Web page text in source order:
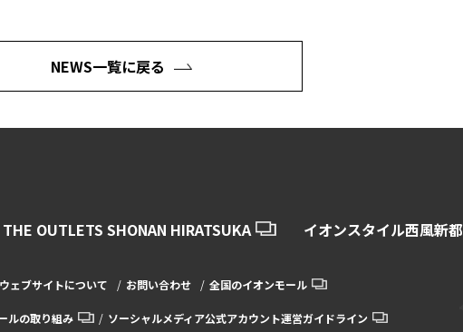
NEWS一覧に戻る
THE OUTLETS SHONAN HIRATSUKA イオンスタイル西風新都
ウェブサイトについて お問い合わせ 全国のイオンモール
ルの取り組み ソーシャルメディア公式アカウント運営ガイドライン